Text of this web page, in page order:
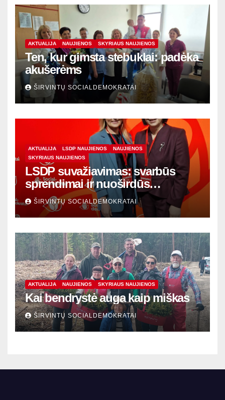
AKTUALIJA NAUJIENOS SKYRIAUS NAUJIENOS
Ten, kur gimsta stebuklai: padėka
akušerėms
ŠIRVINTŲ SOCIALDEMOKRATAI
AKTUALIJA LSDP NAUJIENOS
NAUJIENOS
SKYRIAUS NAUJIENOS
LSDP suvažiavimas: svarbūs
sprendimai ir nuoširdūs
susitikimai
ŠIRVINTŲ SOCIALDEMOKRATAI
AKTUALIJA NAUJIENOS SKYRIAUS NAUJIENOS
Kai bendrystė auga kaip miškas
ŠIRVINTŲ SOCIALDEMOKRATAI